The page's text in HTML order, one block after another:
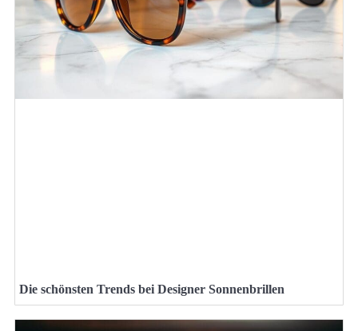
Die schönsten Trends bei Designer Sonnenbrillen